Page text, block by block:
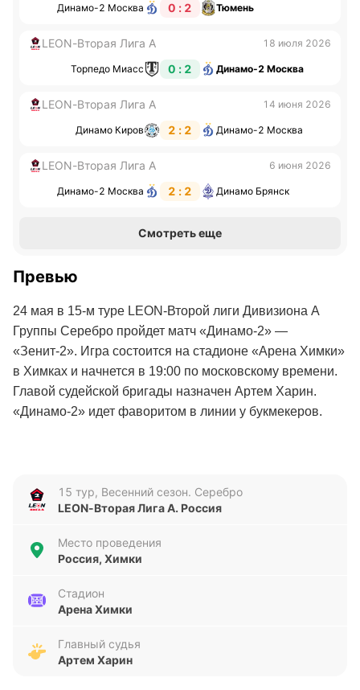
Динамо-2 Москва 0 : 2 Тюмень
LEON-Вторая Лига А 18 июля 2026
Торпедо Миасс 0 : 2 Динамо-2 Москва
LEON-Вторая Лига А 14 июня 2026
Динамо Киров 2 : 2 Динамо-2 Москва
LEON-Вторая Лига А 6 июня 2026
Динамо-2 Москва 2 : 2 Динамо Брянск
Смотреть еще
Превью
24 мая в 15-м туре LEON-Второй лиги Дивизиона А
Группы Серебро пройдет матч «Динамо-2» —
«Зенит-2». Игра состоится на стадионе «Арена Химки»
в Химках и начнется в 19:00 по московскому времени.
Главой судейской бригады назначен Артем Харин.
«Динамо-2» идет фаворитом в линии у букмекеров.
чемпионата и набрало 19 очков в 14 турах, а разница
обыграл «Динамо Владивосток» (2:1), добыл ничью с
«Аланией» (1:1) и уступил «Кубани» (0:1), «Тюмени»
«Зенит-2»
«Зенит-2» в 14 турах добыл 15 баллов с разницей
15 тур, Весенний сезон. Серебро
LEON-Вторая Лига А. Россия
Место проведения
Россия, Химки
Стадион
Арена Химки
Главный судья
Артем Харин